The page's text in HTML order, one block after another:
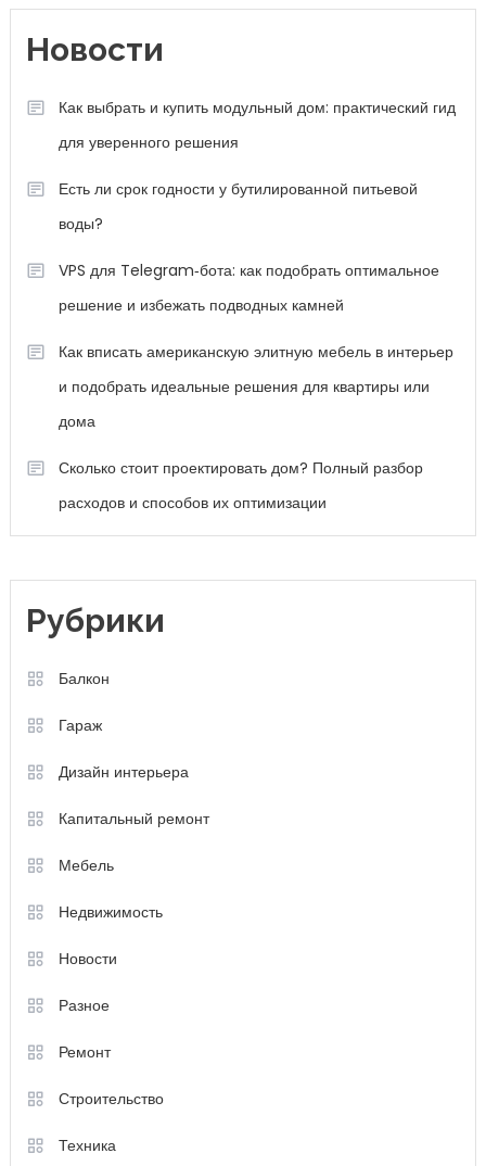
Новости
Как выбрать и купить модульный дом: практический гид
для уверенного решения
Есть ли срок годности у бутилированной питьевой
воды?
VPS для Telegram‑бота: как подобрать оптимальное
решение и избежать подводных камней
Как вписать американскую элитную мебель в интерьер
и подобрать идеальные решения для квартиры или
дома
Сколько стоит проектировать дом? Полный разбор
расходов и способов их оптимизации
Рубрики
Балкон
Гараж
Дизайн интерьера
Капитальный ремонт
Мебель
Недвижимость
Новости
Разное
Ремонт
Строительство
Техника